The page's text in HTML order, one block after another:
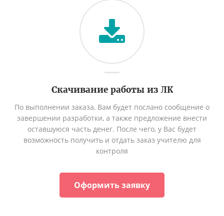
Скачивание работы из ЛК
По выполнении заказа, Вам будет послано сообщение о
завершении разработки, а также предложение внести
оставшуюся часть денег. После чего, у Вас будет
возможность получить и отдать заказ учителю для
контроля
Оформить заявку